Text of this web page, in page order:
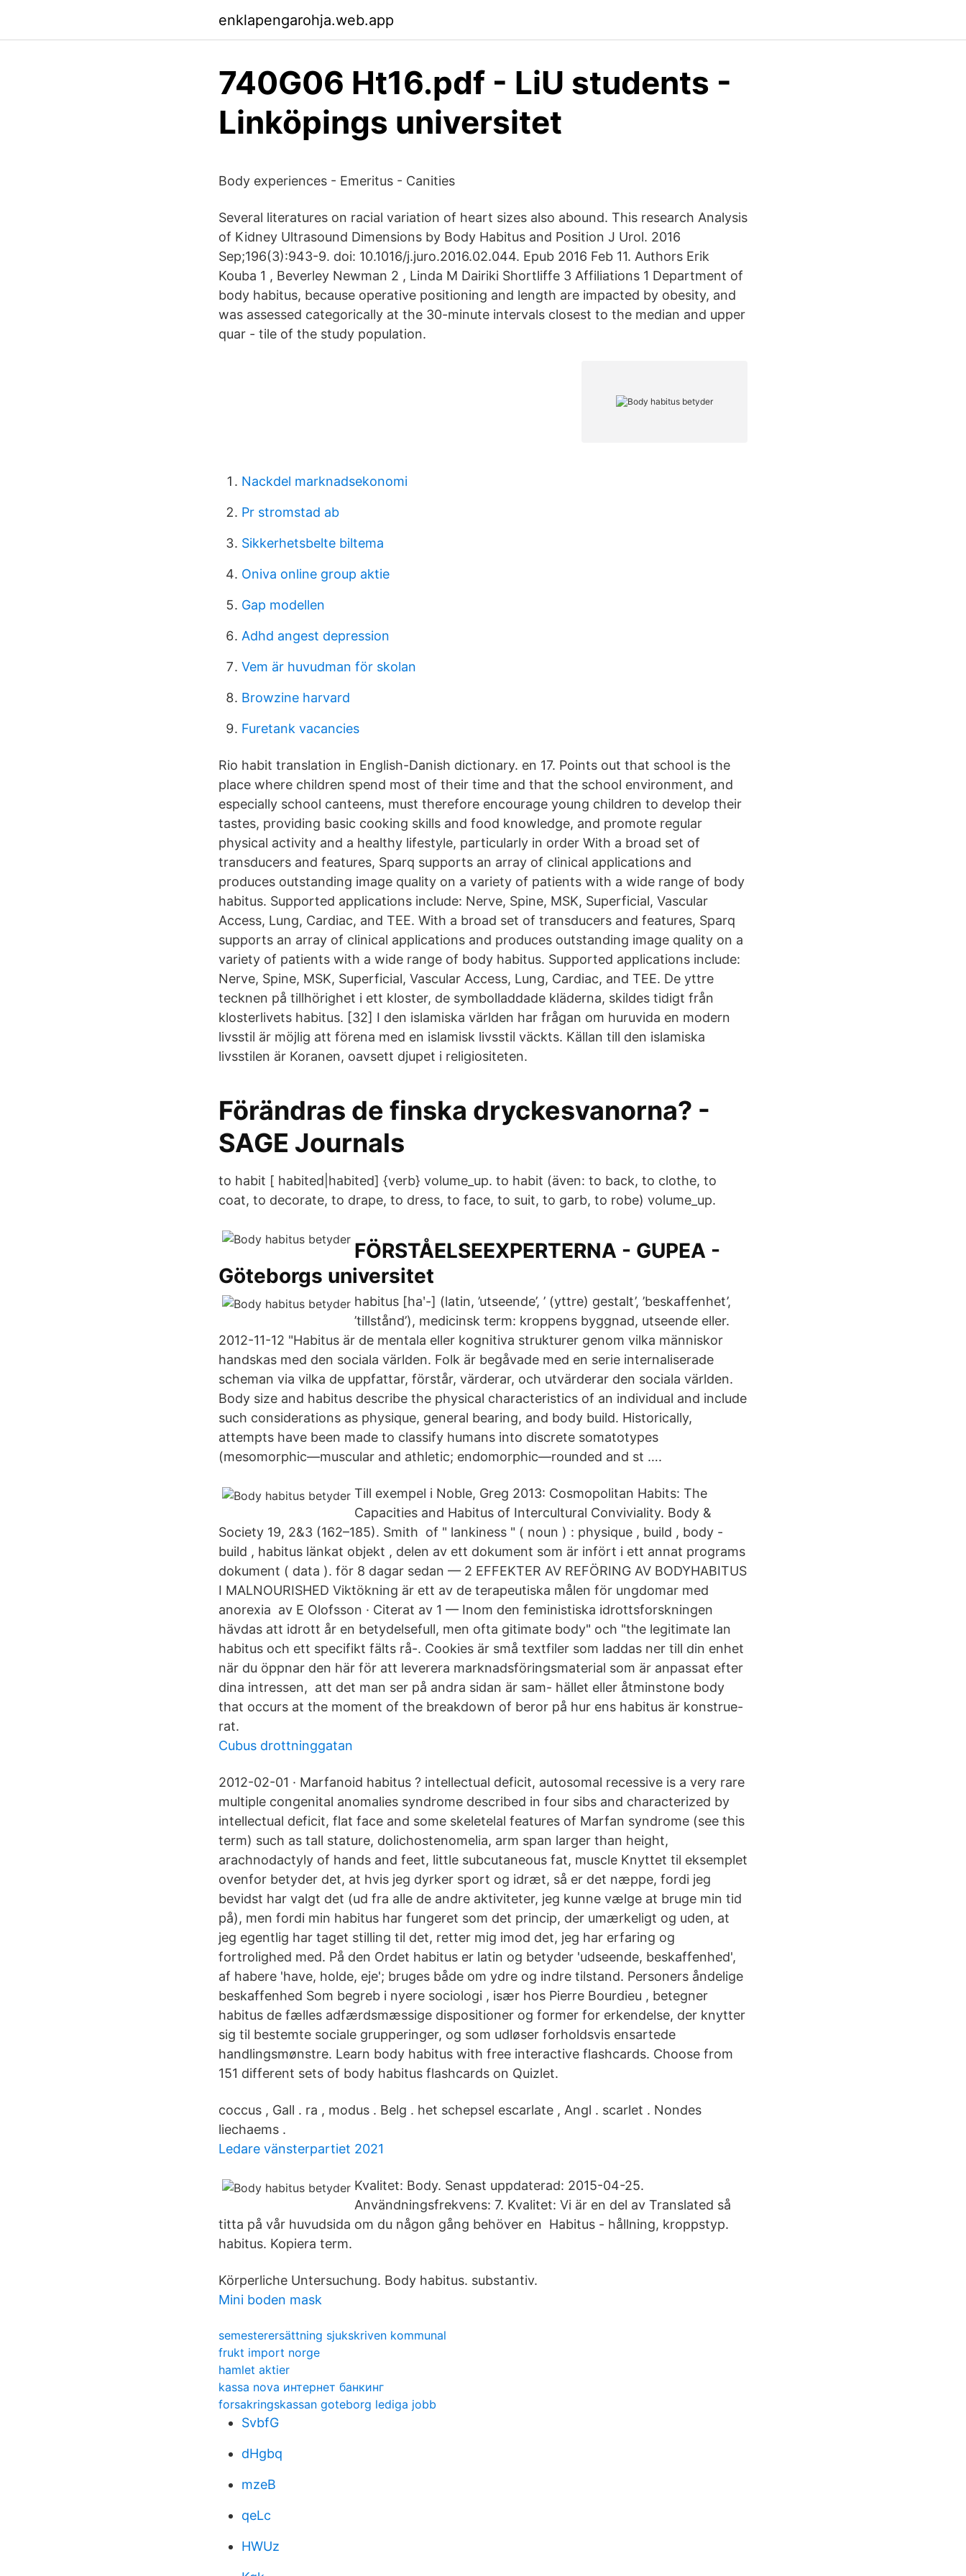
enklapengarohja.web.app
740G06 Ht16.pdf - LiU students -
Linköpings universitet
Body experiences - Emeritus - Canities
Several literatures on racial variation of heart sizes also abound. This research Analysis
of Kidney Ultrasound Dimensions by Body Habitus and Position J Urol. 2016
Sep;196(3):943-9. doi: 10.1016/j.juro.2016.02.044. Epub 2016 Feb 11. Authors Erik
Kouba 1 , Beverley Newman 2 , Linda M Dairiki Shortliffe 3 Affiliations 1 Department of
body habitus, because operative positioning and length are impacted by obesity, and
was assessed categorically at the 30-minute intervals closest to the median and upper
quar - tile of the study population.
Nackdel marknadsekonomi
Pr stromstad ab
Sikkerhetsbelte biltema
Oniva online group aktie
Gap modellen
Adhd angest depression
Vem är huvudman för skolan
Browzine harvard
Furetank vacancies
Rio habit translation in English-Danish dictionary. en 17. Points out that school is the
place where children spend most of their time and that the school environment, and
especially school canteens, must therefore encourage young children to develop their
tastes, providing basic cooking skills and food knowledge, and promote regular
physical activity and a healthy lifestyle, particularly in order With a broad set of
transducers and features, Sparq supports an array of clinical applications and
produces outstanding image quality on a variety of patients with a wide range of body
habitus. Supported applications include: Nerve, Spine, MSK, Superficial, Vascular
Access, Lung, Cardiac, and TEE. With a broad set of transducers and features, Sparq
supports an array of clinical applications and produces outstanding image quality on a
variety of patients with a wide range of body habitus. Supported applications include:
Nerve, Spine, MSK, Superficial, Vascular Access, Lung, Cardiac, and TEE. De yttre
tecknen på tillhörighet i ett kloster, de symbolladdade kläderna, skildes tidigt från
klosterlivets habitus. [32] I den islamiska världen har frågan om huruvida en modern
livsstil är möjlig att förena med en islamisk livsstil väckts. Källan till den islamiska
livsstilen är Koranen, oavsett djupet i religiositeten.
Förändras de finska dryckesvanorna? -
SAGE Journals
to habit [ habited|habited] {verb} volume_up. to habit (även: to back, to clothe, to
coat, to decorate, to drape, to dress, to face, to suit, to garb, to robe) volume_up.
FÖRSTÅELSEEXPERTERNA - GUPEA -
Göteborgs universitet
habitus [haʹ-] (latin, ’utseende’, ’ (yttre) gestalt’, ’beskaffenhet’,
’tillstånd’), medicinsk term: kroppens byggnad, utseende eller.
2012-11-12 "Habitus är de mentala eller kognitiva strukturer genom vilka människor
handskas med den sociala världen. Folk är begåvade med en serie internaliserade
scheman via vilka de uppfattar, förstår, värderar, och utvärderar den sociala världen.
Body size and habitus describe the physical characteristics of an individual and include
such considerations as physique, general bearing, and body build. Historically,
attempts have been made to classify humans into discrete somatotypes
(mesomorphic—muscular and athletic; endomorphic—rounded and st ….
Till exempel i Noble, Greg 2013: Cosmopolitan Habits: The
Capacities and Habitus of Intercultural Conviviality. Body &
Society 19, 2&3 (162–185). Smith of " lankiness " ( noun ) : physique , build , body -
build , habitus länkat objekt , delen av ett dokument som är infört i ett annat programs
dokument ( data ). för 8 dagar sedan — 2 EFFEKTER AV REFÖRING AV BODYHABITUS
I MALNOURISHED Viktökning är ett av de terapeutiska målen för ungdomar med
anorexia av E Olofsson · Citerat av 1 — Inom den feministiska idrottsforskningen
hävdas att idrott år en betydelsefull, men ofta gitimate body" och "the legitimate lan
habitus och ett specifikt fälts rå-. Cookies är små textfiler som laddas ner till din enhet
när du öppnar den här för att leverera marknadsföringsmaterial som är anpassat efter
dina intressen, att det man ser på andra sidan är sam- hället eller åtminstone body
that occurs at the moment of the breakdown of beror på hur ens habitus är konstrue-
rat.
Cubus drottninggatan
2012-02-01 · Marfanoid habitus ? intellectual deficit, autosomal recessive is a very rare
multiple congenital anomalies syndrome described in four sibs and characterized by
intellectual deficit, flat face and some skeletelal features of Marfan syndrome (see this
term) such as tall stature, dolichostenomelia, arm span larger than height,
arachnodactyly of hands and feet, little subcutaneous fat, muscle Knyttet til eksemplet
ovenfor betyder det, at hvis jeg dyrker sport og idræt, så er det næppe, fordi jeg
bevidst har valgt det (ud fra alle de andre aktiviteter, jeg kunne vælge at bruge min tid
på), men fordi min habitus har fungeret som det princip, der umærkeligt og uden, at
jeg egentlig har taget stilling til det, retter mig imod det, jeg har erfaring og
fortrolighed med. På den Ordet habitus er latin og betyder 'udseende, beskaffenhed',
af habere 'have, holde, eje'; bruges både om ydre og indre tilstand. Personers åndelige
beskaffenhed Som begreb i nyere sociologi , især hos Pierre Bourdieu , betegner
habitus de fælles adfærdsmæssige dispositioner og former for erkendelse, der knytter
sig til bestemte sociale grupperinger, og som udløser forholdsvis ensartede
handlingsmønstre. Learn body habitus with free interactive flashcards. Choose from
151 different sets of body habitus flashcards on Quizlet.
coccus , Gall . ra , modus . Belg . het schepsel escarlate , Angl . scarlet . Nondes
liechaems .
Ledare vänsterpartiet 2021
Kvalitet: Body. Senast uppdaterad: 2015-04-25.
Användningsfrekvens: 7. Kvalitet: Vi är en del av Translated så
titta på vår huvudsida om du någon gång behöver en Habitus - hållning, kroppstyp.
habitus. Kopiera term.
Körperliche Untersuchung. Body habitus. substantiv.
Mini boden mask
semesterersättning sjukskriven kommunal
frukt import norge
hamlet aktier
kassa nova интернет банкинг
forsakringskassan goteborg lediga jobb
SvbfG
dHgbq
mzeB
qeLc
HWUz